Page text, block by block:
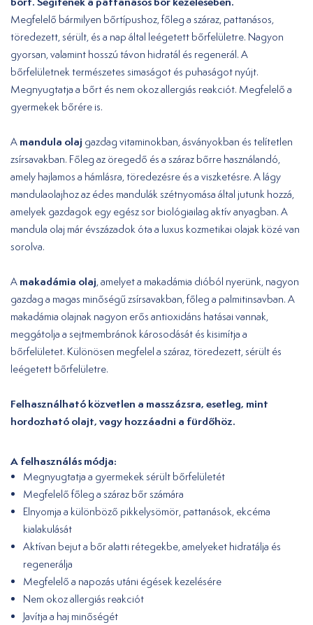
Megfelelő bármilyen bőrtípushoz, főleg a száraz, pattanásos,
töredezett, sérült, és a nap által leégetett bőrfelületre. Nagyon
gyorsan, valamint hosszú távon hidratál és regenerál. A
bőrfelületnek természetes simaságot és puhaságot nyújt.
Megnyugtatja a bőrt és nem okoz allergiás reakciót. Megfelelő a
gyermekek bőrére is.
A mandula olaj gazdag vitaminokban, ásványokban és telítetlen
zsírsavakban. Főleg az öregedő és a száraz bőrre használandó,
amely hajlamos a hámlásra, töredezésre és a viszketésre. A lágy
mandulaolajhoz az édes mandulák szétnyomása által jutunk hozzá,
amelyek gazdagok egy egész sor biológiailag aktív anyagban. A
mandula olaj már évszázadok óta a luxus kozmetikai olajak közé van
sorolva.
A makadámia olaj , amelyet a makadámia dióból nyerünk, nagyon
gazdag a magas minőségű zsírsavakban, főleg a palmitinsavban. A
makadámia olajnak nagyon erős antioxidáns hatásai vannak,
meggátolja a sejtmembránok károsodását és kisimítja a
bőrfelületet. Különösen megfelel a száraz, töredezett, sérült és
leégetett bőrfelületre.
Felhasználható közvetlen a masszázsra, esetleg, mint
hordozható olajt, vagy hozzáadni a fürdőhöz.
A felhasználás módja:
Megnyugtatja a gyermekek sérült bőrfelületét
Megfelelő főleg a száraz bőr számára
Elnyomja a különböző pikkelysömör, pattanások, ekcéma
kialakulását
Aktívan bejut a bőr alatti rétegekbe, amelyeket hidratálja és
regenerálja
Megfelelő a napozás utáni égések kezelésére
Nem okoz allergiás reakciót
Javítja a haj minőségét